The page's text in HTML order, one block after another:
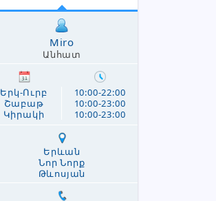
Miro
Անհատ
Երկ-Ուրբ
Շաբաթ
Կիրակի
10:00-22:00
10:00-23:00
10:00-23:00
Երևան
Նոր Նորք
Թևոսյան